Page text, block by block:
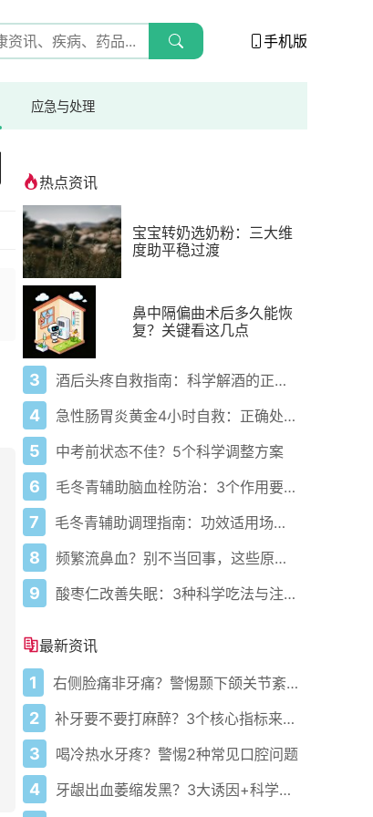
手机版
应急与处理
热点资讯
宝宝转奶选奶粉：三大维
度助平稳过渡
鼻中隔偏曲术后多久能恢
复？关键看这几点
3 酒后头疼自救指南：科学解酒的正确打开方式
4 急性肠胃炎黄金4小时自救：正确处置与误区避坑关键
5 中考前状态不佳？5个科学调整方案
6 毛冬青辅助脑血栓防治：3个作用要清楚，别乱用药
7 毛冬青辅助调理指南：功效适用场景与禁忌需牢记
8 频繁流鼻血？别不当回事，这些原因要警惕
9 酸枣仁改善失眠：3种科学吃法与注意事项
最新资讯
1 右侧脸痛非牙痛？警惕颞下颌关节紊乱病
2 补牙要不要打麻醉？3个核心指标来判断
3 喝冷热水牙疼？警惕2种常见口腔问题
4 牙龈出血萎缩发黑？3大诱因+科学应对方案